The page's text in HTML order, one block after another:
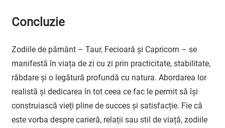
Concluzie
Zodiile de pământ – Taur, Fecioară și Capricorn – se
manifestă în viața de zi cu zi prin practicitate, stabilitate,
răbdare și o legătură profundă cu natura. Abordarea lor
realistă și dedicarea în tot ceea ce fac le permit să își
construiască vieți pline de succes și satisfacție. Fie că
este vorba despre carieră, relații sau stil de viață, zodiile